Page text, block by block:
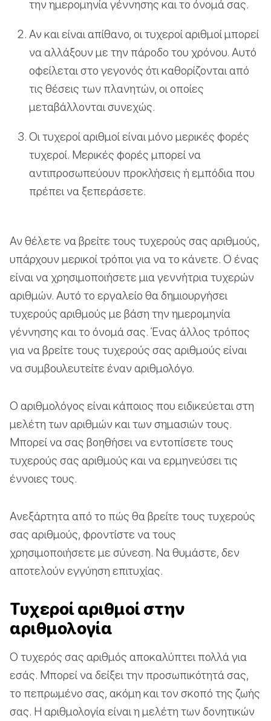
την ημερομηνία γέννησης και το όνομά σας.
Αν και είναι απίθανο, οι τυχεροί αριθμοί μπορεί
να αλλάξουν με την πάροδο του χρόνου. Αυτό
οφείλεται στο γεγονός ότι καθορίζονται από
τις θέσεις των πλανητών, οι οποίες
μεταβάλλονται συνεχώς.
Οι τυχεροί αριθμοί είναι μόνο μερικές φορές
τυχεροί. Μερικές φορές μπορεί να
αντιπροσωπεύουν προκλήσεις ή εμπόδια που
πρέπει να ξεπεράσετε.
Αν θέλετε να βρείτε τους τυχερούς σας αριθμούς,
υπάρχουν μερικοί τρόποι για να το κάνετε. Ο ένας
είναι να χρησιμοποιήσετε μια γεννήτρια τυχερών
αριθμών. Αυτό το εργαλείο θα δημιουργήσει
τυχερούς αριθμούς με βάση την ημερομηνία
γέννησης και το όνομά σας. Ένας άλλος τρόπος
για να βρείτε τους τυχερούς σας αριθμούς είναι
να συμβουλευτείτε έναν αριθμολόγο.
Ο αριθμολόγος είναι κάποιος που ειδικεύεται στη
μελέτη των αριθμών και των σημασιών τους.
Μπορεί να σας βοηθήσει να εντοπίσετε τους
τυχερούς σας αριθμούς και να ερμηνεύσει τις
έννοιες τους.
Ανεξάρτητα από το πώς θα βρείτε τους τυχερούς
σας αριθμούς, φροντίστε να τους
χρησιμοποιήσετε με σύνεση. Να θυμάστε, δεν
αποτελούν εγγύηση επιτυχίας.
Τυχεροί αριθμοί στην
αριθμολογία
Ο τυχερός σας αριθμός αποκαλύπτει πολλά για
εσάς. Μπορεί να δείξει την προσωπικότητά σας,
το πεπρωμένο σας, ακόμη και τον σκοπό της ζωής
σας. Η αριθμολογία είναι η μελέτη των δονητικών